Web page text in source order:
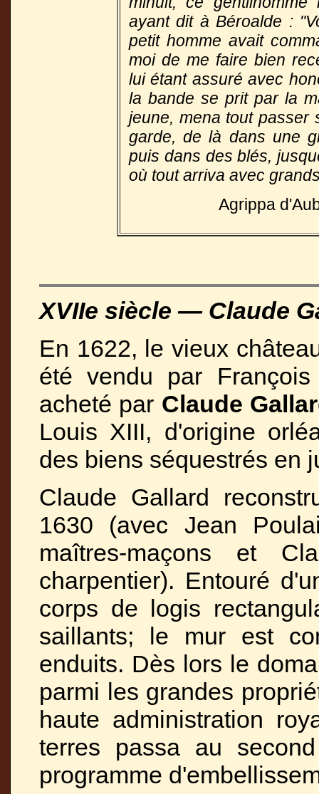
ayant dit à Béroalde :
petit homme avait
moi de me faire bien
lui étant assuré avec
la bande se prit par la
jeune, mena tout passer
garde, de là dans une
puis dans des blés,
où tout arriva avec
Agrippa
XVIIe siècle — Claude
En 1622, le vieux
été vendu par
acheté par Claude
Louis XIII, d'origine
des biens séquestrés en
Claude Gallard
1630 (avec Jean
maîtres-maçons et
charpentier). Entouré
corps de logis
saillants; le mur est
enduits. Dès lors le
parmi les grandes
haute administration
terres passa au
programme